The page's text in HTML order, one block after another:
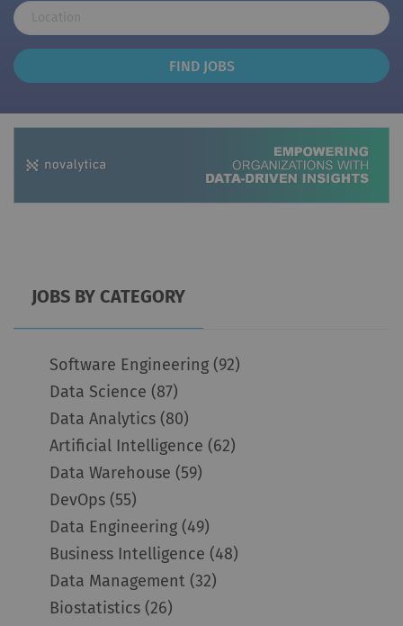
Location
Find
Jobs
FIND JOBS
JOBS BY CATEGORY
Software Engineering (92)
Data Science (87)
Data Analytics (80)
Artificial Intelligence (62)
Data Warehouse (59)
DevOps (55)
Data Engineering (49)
Business Intelligence (48)
Data Management (32)
Biostatistics (26)